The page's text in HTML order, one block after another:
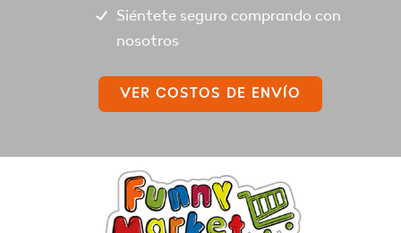
Siéntete seguro comprando con
nosotros
VER COSTOS DE ENVÍO